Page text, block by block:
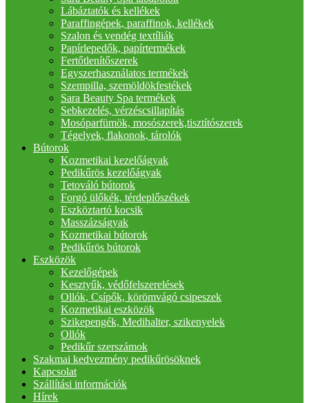
Lábáztatók és kellékek
Paraffingépek, paraffinok, kellékek
Szalon és vendég textíliák
Papírlepedők, papírtermékek
Fertőtlenítőszerek
Egyszerhasználatos termékek
Szempilla, szemöldökfestékek
Sara Beauty Spa termékek
Sebkezelés, vérzéscsillapítás
Mosóparfümök, mosószerek,tisztítószerek
Tégelyek, flakonok, tárolók
Bútorok
Kozmetikai kezelőágyak
Pedikűrös kezelőágyak
Tetováló bútorok
Forgó ülőkék, térdeplőszékek
Eszköztartó kocsik
Masszázságyak
Kozmetikai bútorok
Pedikűrös bútorok
Eszközök
Kezelőgépek
Kesztyűk, védőfelszerelések
Ollók, Csípők, körömvágó csipeszek
Kozmetikai eszközök
Szikepengék, Medihalter, szikenyelek
Ollók
Pedikűr szerszámok
Szakmai kedvezmény pedikűrösöknek
Kapcsolat
Szállítási információk
Hírek